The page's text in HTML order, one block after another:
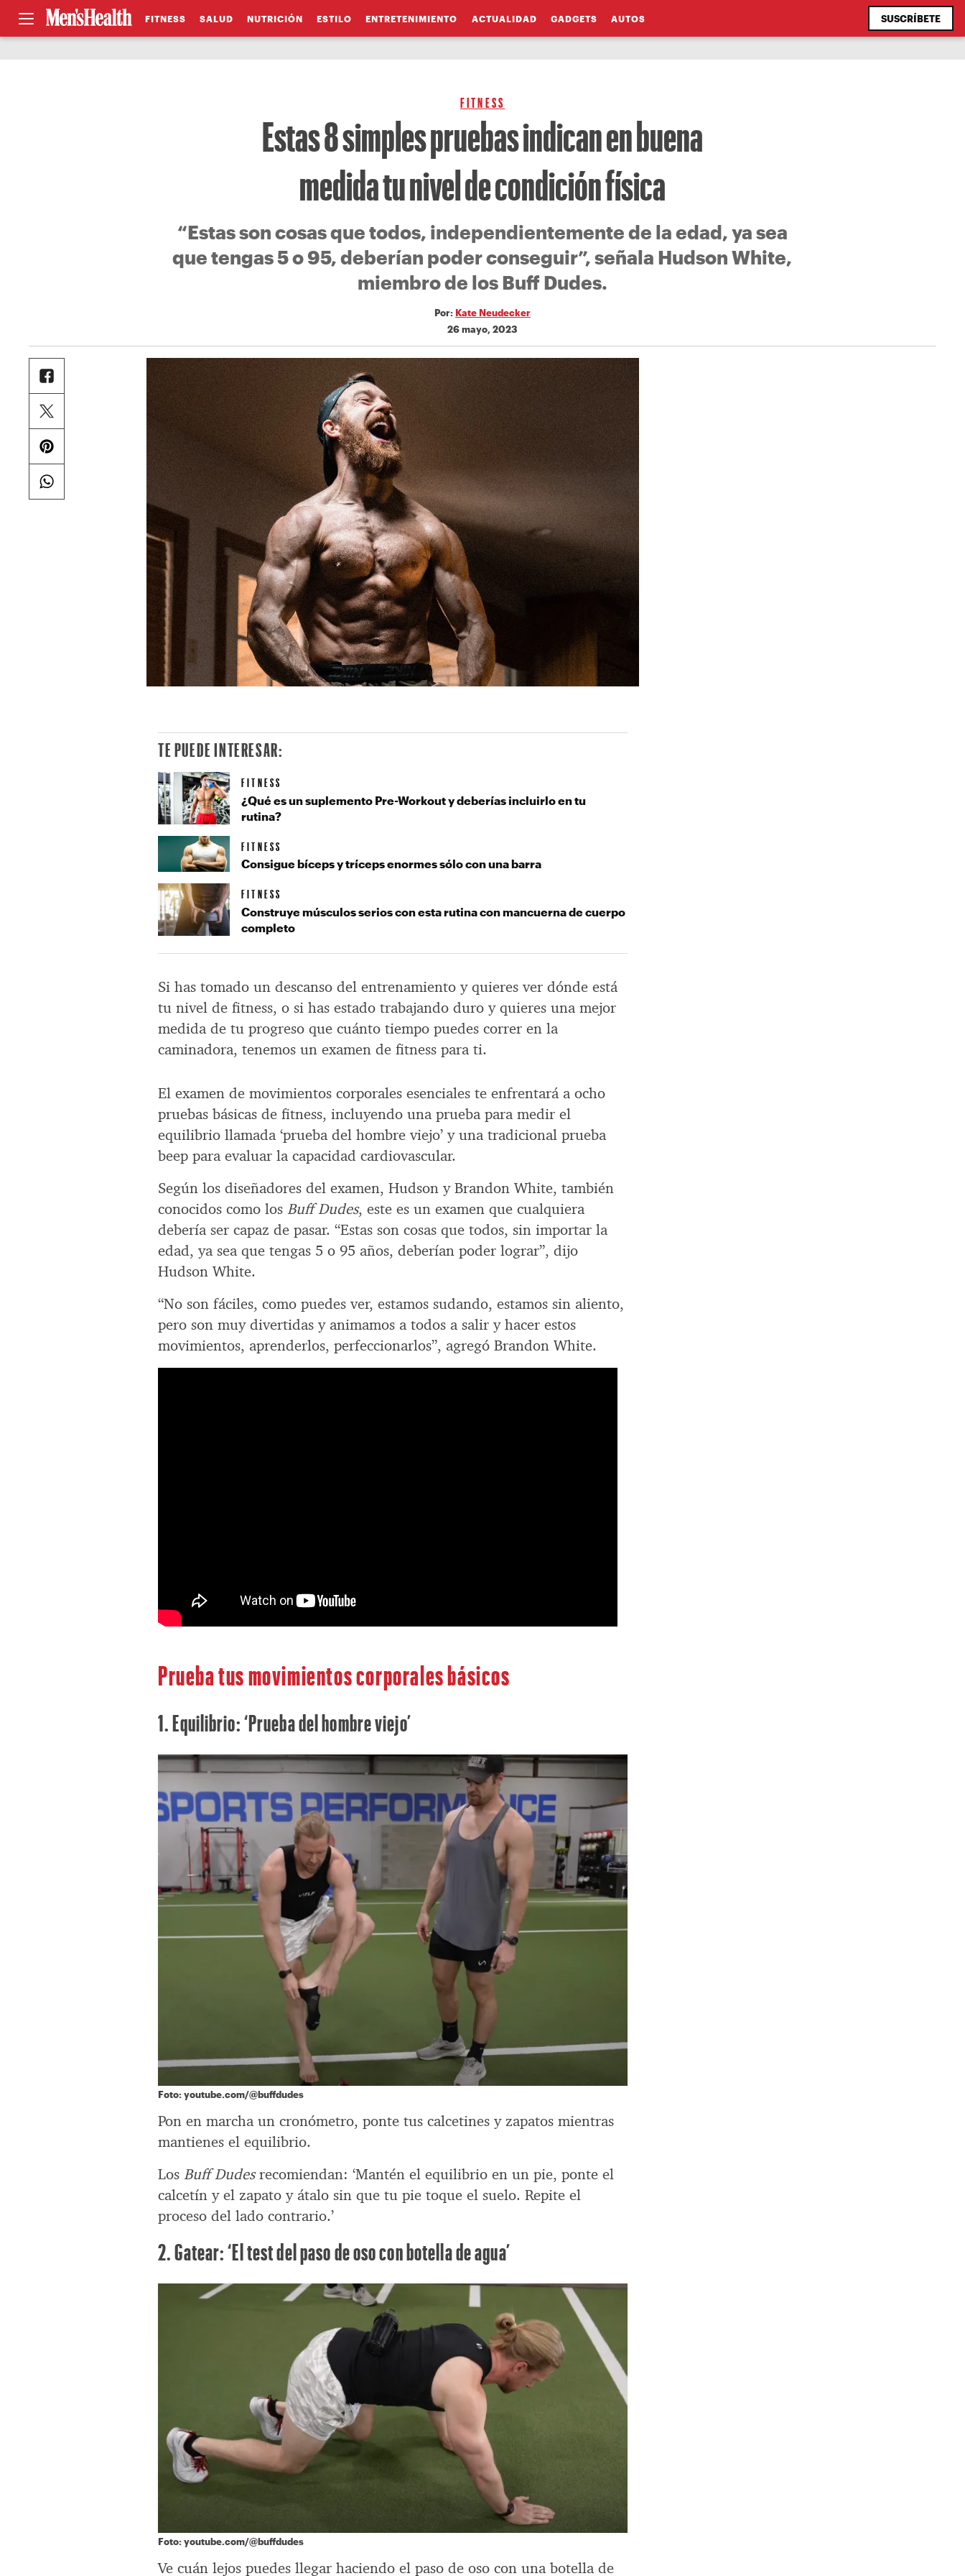
FITNESS SALUD NUTRICIÓN ESTILO ENTRETENIMIENTO ACTUALIDAD GADGETS AUTOS SUSCRÍBETE
FITNESS
Estas 8 simples pruebas indican en buena
medida tu nivel de condición física
“Estas son cosas que todos, independientemente de la edad, ya sea
que tengas 5 o 95, deberían poder conseguir”, señala Hudson White,
miembro de los Buff Dudes.
Por: Kate Neudecker
26 mayo, 2023
Si has tomado un descanso del entrenamiento y quieres ver dónde está
tu nivel de fitness, o si has estado trabajando duro y quieres una mejor
medida de tu progreso que cuánto tiempo puedes correr en la
caminadora, tenemos un examen de fitness para ti.
El examen de movimientos corporales esenciales te enfrentará a ocho
pruebas básicas de fitness, incluyendo una prueba para medir el
equilibrio llamada ‘prueba del hombre viejo’ y una tradicional prueba
beep para evaluar la capacidad cardiovascular.
Según los diseñadores del examen, Hudson y Brandon White, también
conocidos como losBuff Dudes, este es un examen que cualquiera
debería ser capaz de pasar. “Estas son cosas que todos, sin importar la
edad, ya sea que tengas 5 o 95 años, deberían poder lograr”, dijo
Hudson White.
“No son fáciles, como puedes ver, estamos sudando, estamos sin aliento,
pero son muy divertidas y animamos a todos a salir y hacer estos
movimientos, aprenderlos, perfeccionarlos”, agregó Brandon White.
Prueba tus movimientos corporales básicos
1. Equilibrio: ‘Prueba del hombre viejo’
Foto: youtube.com/@buffdudes
Pon en marcha un cronómetro, ponte tus calcetines y zapatos mientras
mantienes el equilibrio.
LosBuff Dudesrecomiendan: ‘Mantén el equilibrio en un pie, ponte el
calcetín y el zapato y átalo sin que tu pie toque el suelo. Repite el
proceso del lado contrario.’
2. Gatear: ‘El test del paso de oso con botella de agua’
Foto: youtube.com/@buffdudes
Ve cuán lejos puedes llegar haciendo el paso de oso con una botella de
TE PUEDE INTERESAR:
FITNESS
¿Qué es un suplemento Pre-Workout y deberías incluirlo en tu
rutina?
FITNESS
Consigue bíceps y tríceps enormes sólo con una barra
FITNESS
Construye músculos serios con esta rutina con mancuerna de cuerpo
completo